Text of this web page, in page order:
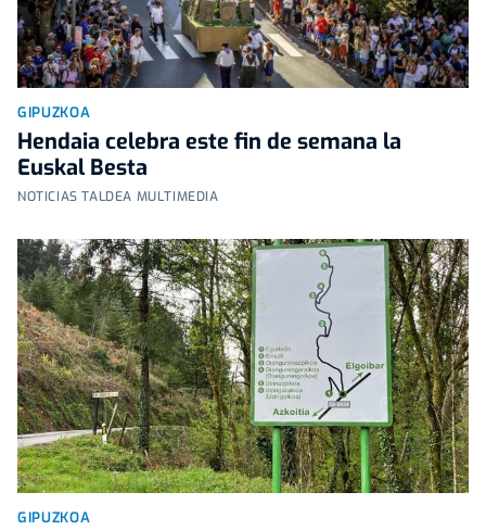
GIPUZKOA
Hendaia celebra este fin de semana la
Euskal Besta
NOTICIAS TALDEA MULTIMEDIA
GIPUZKOA